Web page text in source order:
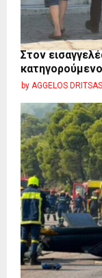
Στον
by AGGELOS DRITSAS